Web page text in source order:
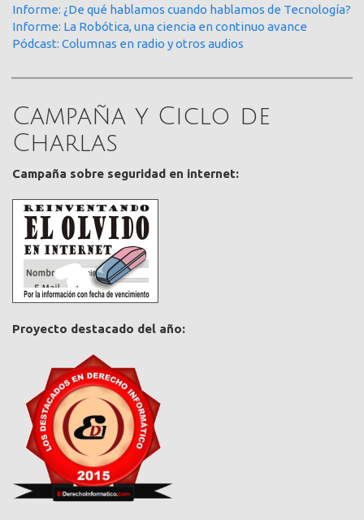
Informe: ¿De qué hablamos cuando hablamos de Tecnología?
Informe: La Robótica, una ciencia en continuo avance
Pódcast: Columnas en radio y otros audios
Campaña y Ciclo de
Charlas
Campaña sobre seguridad en internet:
Proyecto destacado del año: